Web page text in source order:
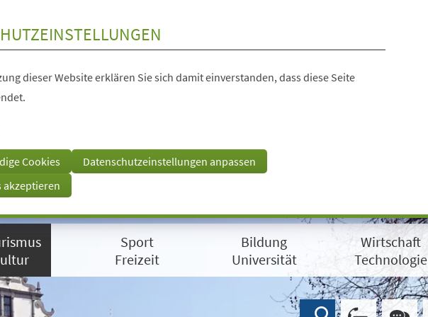
dieser Website erklären Sie sich damit einverstanden, dass diese Seite
Cookies
Datenschutzeinstellungen anpassen
akzeptieren
Sport
Freizeit
Bildung
Universität
Wirtschaft
Technologie